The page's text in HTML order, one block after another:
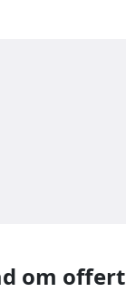
om offert